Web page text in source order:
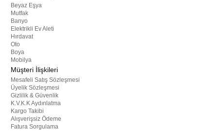
Beyaz Eşya
Mutfak
Banyo
Elektrikli Ev Aleti
Hırdavat
Oto
Boya
Mobilya
Müşteri İlişkileri
Mesafeli Satış Sözleşmesi
Üyelik Sözleşmesi
Gizlilik & Güvenlik
K.V.K.K Aydınlatma
Kargo Takibi
Alışverişsiz Ödeme
Fatura Sorgulama